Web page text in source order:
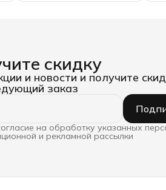
скидку
и новости и получите
заказ
на обработку указанных
и рекламной рассылки